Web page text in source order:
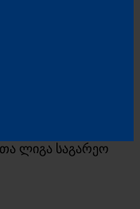
ლიგა საგარეო